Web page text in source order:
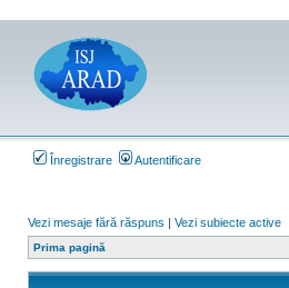
Înregistrare Autentificare
Vezi mesaje fără răspuns | Vezi subiecte active
Prima pagină